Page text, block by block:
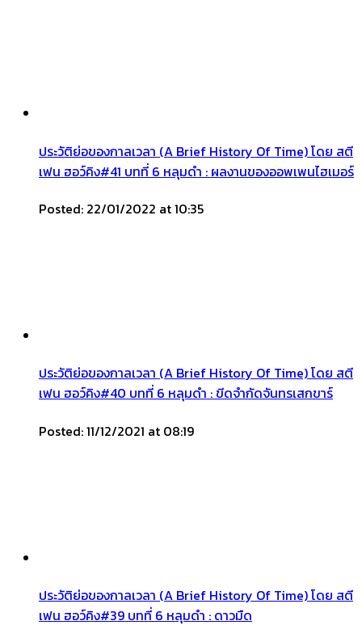
ประวัติย่อของกาลเวลา (A Brief History Of Time) โดย สตี
เฟน ฮอว์คิง#41 บทที่ 6 หลุมดำ : ผลงานของออพเพนไฮเมอร์
Posted: 22/01/2022 at 10:35
ประวัติย่อของกาลเวลา (A Brief History Of Time) โดย สตี
เฟน ฮอว์คิง#40 บทที่ 6 หลุมดำ : ขีดจำกัดจันทรเสกขาร์
Posted: 11/12/2021 at 08:19
ประวัติย่อของกาลเวลา (A Brief History Of Time) โดย สตี
เฟน ฮอว์คิง#39 บทที่ 6 หลุมดำ : ดาวมืด